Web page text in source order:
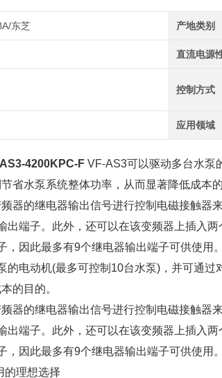
东芝 产地类别
直流电源
控制方式
应用领域
4200KPC-F VF-AS3可以驱动多台水泵
省水泵系统整体功率，从而显著降低成本的
器的继电器输出信号进行控制电磁接触器
出端子。此外，还可以在该变频器上插入
，因此最多有9个继电器输出端子可供使用。
的电动机(最多可控制10台水泵)，并可通
的目的。
器的继电器输出信号进行控制电磁接触器
出端子。此外，还可以在该变频器上插入
，因此最多有9个继电器输出端子可供使用。
的理想选择